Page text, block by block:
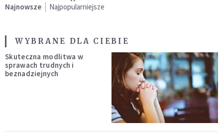
Najnowsze Najpopularniejsze
WYBRANE DLA CIEBIE
Skuteczna modlitwa w
sprawach trudnych i
beznadziejnych